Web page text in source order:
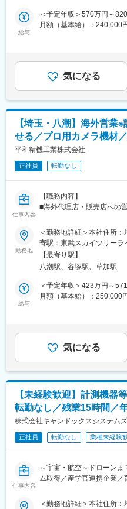
・包装機械・包装システム
・カスタマイズ提案やオ
・見積書作成、提案資料作成
※担当エリアにより、週に
■取り扱い製品
食品・工業製品など幅広
多種多用な包装機械を製造
※既にある機種をベースと
も、特注機を1から設計し
す。
■当社の受賞歴：
「JAPAN PACK AWARDS
「2006日本パッケージン
変更の範囲：会社の定める
■採用背景：グローバルで
の高まりと次世代ランプ開
人材を募集しています。
ュールを整理し、日本お
推進。ニーズ把握から技
メント、量産立ち上げま
す。海外案件は全体の8～
とは日本語でのやり取りが
せんが、意欲があれば活躍
・海外比率の高い案件を主
に実務から挑戦できる
クト全体を動かせる
・年齢や社歴ではなく、
■働く環境：約20名規模の
います。意見を発信しやす
や挑戦も歓迎されます。
でも公平に評価され、キャ
■働き方
・フレックスタイム制を日
海外赴任のチャンスもあり
■企業魅力：二輪車用ラン
産まで一貫した技術力を
野で事業を展開しています
変更の範囲：会社の定める
給与
＜予定年収＞570万円～
月額（基本給）：240,000
額)は固定手当を含めた表記
気になる
【埼玉・八潮】海外営業
せる／プロ用カメラ機材
平和精機工業株式会社
正社員 転勤なし
仕事内容
【職務内容】
■海外代理店・販売店への
■プロモーション活動
■見積書や報告書等の書類
■状況によりますが1週間
【職務の魅力】
既存海外代理店とのコミ
向の把握や、製品の販売促
点での営業活動をして頂き
も、世界中で支持されて
全社売上における海外比
離が近いため、経営のビ
ェクトに参加し、自分の
す
【組織構成】
海外営業3名（30代前半～
※メンバー全員ネイティブ
【Mission/期待すること】
■海外営業に従事し、売上
身の職務に責任を持ち、
勤務地
＜勤務地詳細＞本社住所
寄駅：東武スカイツリーラ
面禁煙変更の範囲：無
【最寄り駅】
八潮駅、谷塚駅、草加駅
給与
＜予定年収＞423万円～
月額（基本給）：250,000
決定します。■昇給：年1
算賞与（業績に応じて支
までも目安の金額であり
す。月給(月額)は固定手当
気になる
【未経験歓迎】計測機器
転勤なし／残業15時間／
株式会社キャンドックスシステムズ
正社員 転勤なし 業種未経験
仕事内容
～宇宙・航空～ドローン
ム取得／産学官連携企業／
ケーブルアッセンブリー
＜勤務地詳細＞本社住所